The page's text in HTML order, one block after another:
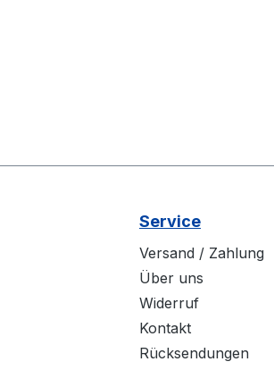
Service
Versand / Zahlung
Über uns
Widerruf
Kontakt
Rücksendungen